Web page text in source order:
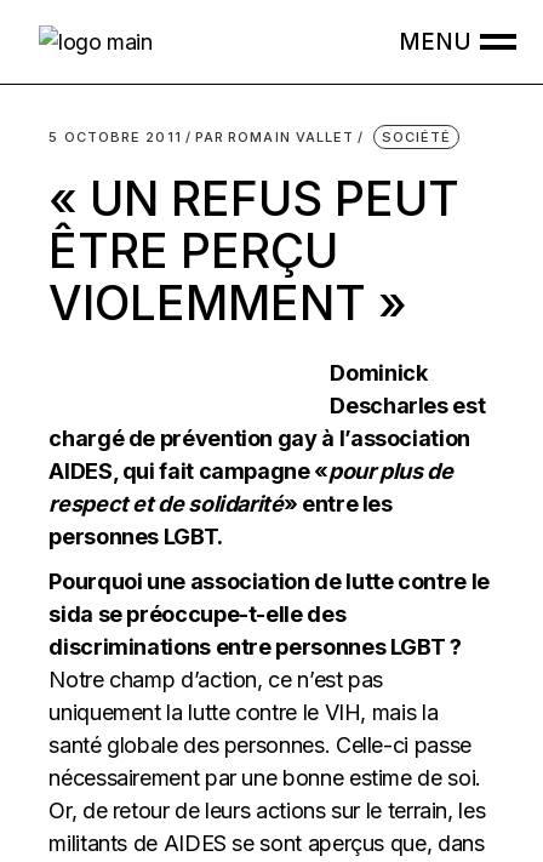
5 OCTOBRE 2011 PAR ROMAIN VALLET SOCIÉTÉ
« UN REFUS PEUT
ÊTRE PERÇU
VIOLEMMENT »
Dominick
Descharles est
chargé de prévention gay à l’association
AIDES, qui fait campagne «pour plus de
respect et de solidarité» entre les
personnes LGBT.
Pourquoi une association de lutte contre le
sida se préoccupe-t-elle des
discriminations entre personnes LGBT ?
Notre champ d’action, ce n’est pas
uniquement la lutte contre le VIH, mais la
santé globale des personnes. Celle-ci passe
nécessairement par une bonne estime de soi.
Or, de retour de leurs actions sur le terrain, les
militants de AIDES se sont aperçus que, dans